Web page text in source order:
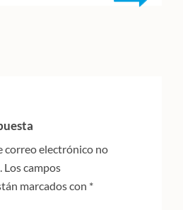
correo electrónico no
Los campos
marcados con *